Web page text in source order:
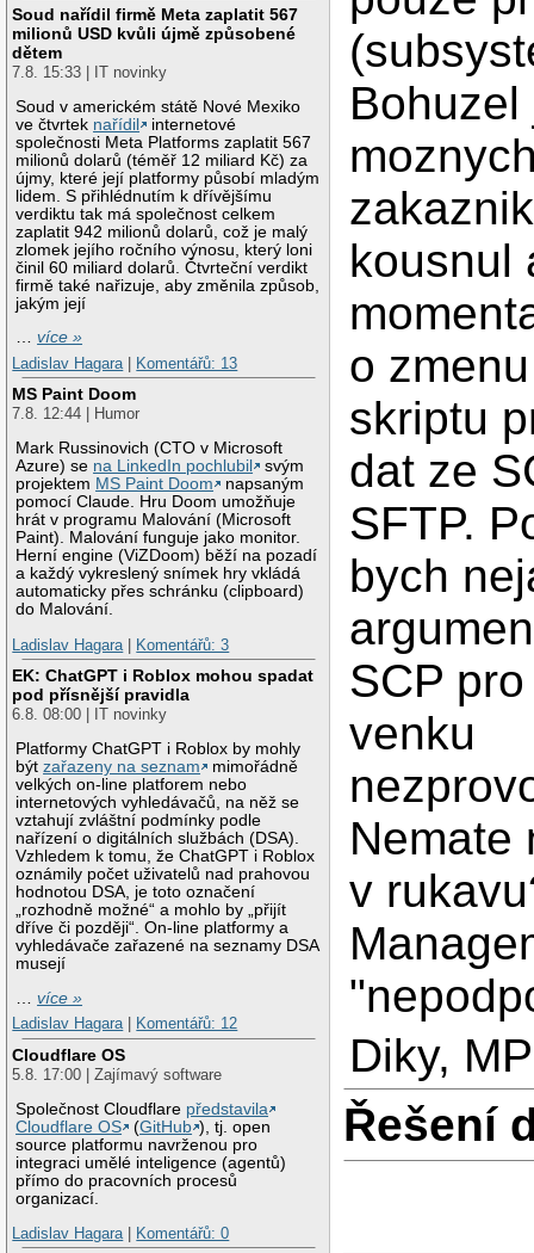
Soud nařídil firmě Meta zaplatit 567
milionů USD kvůli újmě způsobené
dětem
7.8. 15:33 | IT novinky
Soud v americkém státě Nové Mexiko
ve čtvrtek nařídil
internetové
společnosti Meta Platforms zaplatit 567
milionů dolarů (téměř 12 miliard Kč) za
újmy, které její platformy působí mladým
lidem. S přihlédnutím k dřívějšímu
verdiktu tak má společnost celkem
zaplatit 942 milionů dolarů, což je malý
zlomek jejího ročního výnosu, který loni
činil 60 miliard dolarů. Čtvrteční verdikt
firmě také nařizuje, aby změnila způsob,
jakým její
…více »
Ladislav Hagara
Komentářů: 13
MS Paint Doom
7.8. 12:44 | Humor
Mark Russinovich (CTO v Microsoft
Azure) se na LinkedIn pochlubil
svým
projektem MS Paint Doom
napsaným
pomocí Claude. Hru Doom umožňuje
hrát v programu Malování (Microsoft
Paint). Malování funguje jako monitor.
Herní engine (ViZDoom) běží na pozadí
a každý vykreslený snímek hry vkládá
automaticky přes schránku (clipboard)
do Malování.
Ladislav Hagara
Komentářů: 3
EK: ChatGPT i Roblox mohou spadat
pod přísnější pravidla
6.8. 08:00 | IT novinky
Platformy ChatGPT i Roblox by mohly
býtzařazeny na seznam
mimořádně
velkých on-line platforem nebo
internetových vyhledávačů, na něž se
vztahují zvláštní podmínky podle
nařízení o digitálních službách (DSA).
Vzhledem k tomu, že ChatGPT i Roblox
oznámily počet uživatelů nad prahovou
hodnotou DSA, je toto označení
„rozhodně možné“ a mohlo by „přijít
dříve či později“. On-line platformy a
vyhledávače zařazené na seznamy DSA
musejí
…více »
Ladislav Hagara| Komentářů: 12
Cloudflare OS
5.8. 17:00 | Zajímavý software
Společnost Cloudflare představila
Cloudflare OS
(GitHub ), tj. open
source platformu navrženou pro
integraci umělé inteligence (agentů)
přímo do pracovních procesů
organizací.
Ladislav Hagara| Komentářů: 0
kousnul
o
skriptu
dat ze
SFTP.
bych
SCP
venku
Nemate
v
Diky, MP
Řešení